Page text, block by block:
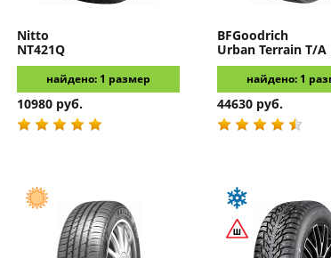
Nitto
NT421Q
найдено: 1 размер
10980 руб.
BFGoodrich
Urban Terrain T/A
найдено: 1
44630 руб.